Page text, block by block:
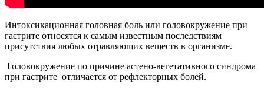
Интоксикационная головная боль или головокружение при
гастрите относятся к самым известным последствиям
присутствия любых отравляющих веществ в организме.
Головокружение по причине астено-вегетативного синдрома
при гастрите отличается от рефлекторных болей.